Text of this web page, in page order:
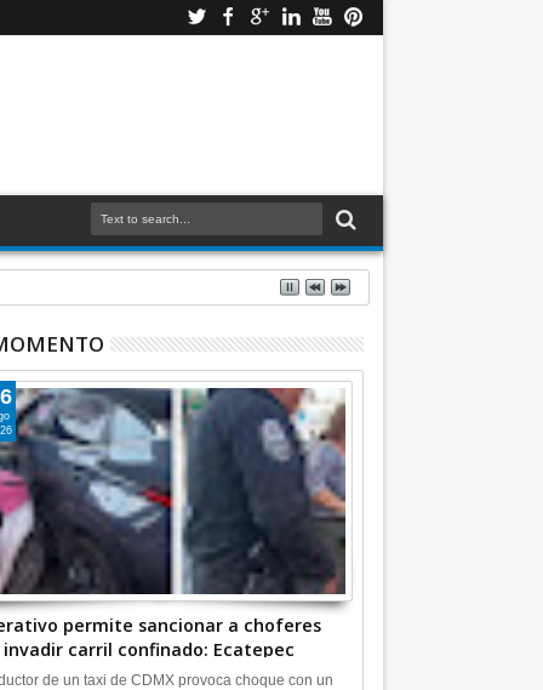
permite sancionar a choferes
carril confinado: Ecatepec
| INFORMATIVA
de un taxi de CDMX provoca choque con un